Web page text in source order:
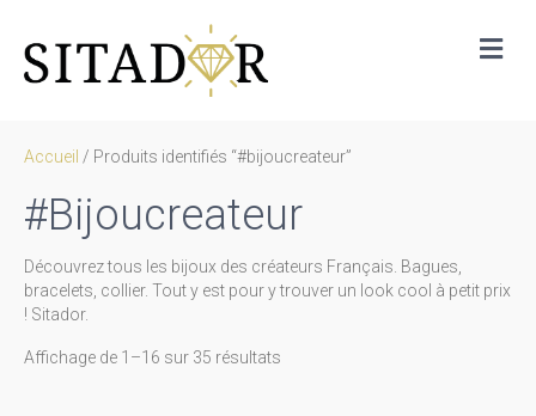
Accueil / Produits identifiés “#bijoucreateur”
#bijoucreateur
Découvrez tous les bijoux des créateurs Français. Bagues,
bracelets, collier. Tout y est pour y trouver un look cool à petit prix
! Sitador.
Affichage de 1–16 sur 35 résultats